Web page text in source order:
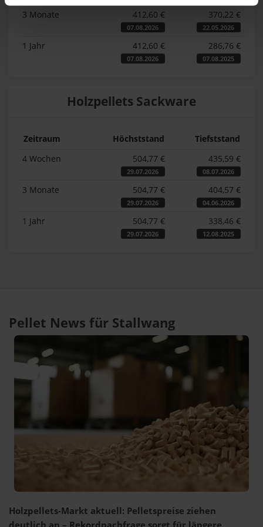
3 Monate 412,60 €
07.08.2026
370,22 €
22.05.2026
1 Jahr 412,60 €
07.08.2026
286,76 €
07.08.2025
Holzpellets Sackware
Zeitraum Höchststand
Tiefststand
4 Wochen
504,77 €
29.07.2026
435,59 €
08.07.2026
3 Monate 504,77 €
29.07.2026
404,57 €
04.06.2026
1 Jahr 504,77 €
29.07.2026
338,46 €
12.08.2025
Pellet News für Stallwang
Holzpellets-Markt aktuell: Pelletspreise ziehen